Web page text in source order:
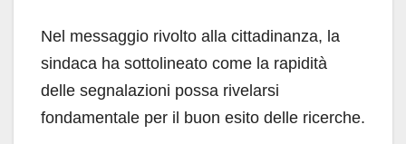
Nel messaggio rivolto alla cittadinanza, la
sindaca ha sottolineato come la rapidità
delle segnalazioni possa rivelarsi
fondamentale per il buon esito delle ricerche.